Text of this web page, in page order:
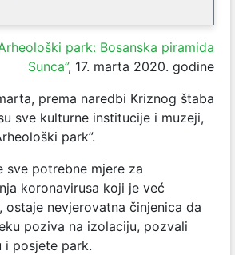
park: Bosanska piramida
Sunca”, 17. marta 2020. godine
prema naredbi Kriznog štaba
sve kulturne institucije i muzeji,
park”.
sve potrebne mjere za
koronavirusa koji je već
ostaje nevjerovatna činjenica da
poziva na izolaciju, pozvali
i posjete park.